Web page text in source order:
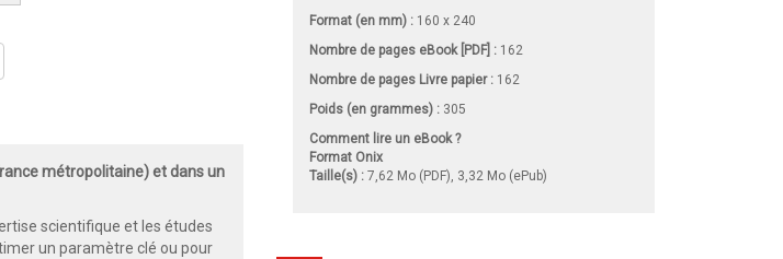
métropolitaine) et dans un
scientifique et les études
un paramètre clé ou pour
Format (en mm) : 160 x 240
Nombre de pages eBook [PDF] : 162
Nombre de pages Livre papier: 162
Poids (en grammes) : 305
Comment lire un eBook ?
Format Onix
Taille(s) : 7,62 Mo (PDF), 3,32 Mo (ePub)